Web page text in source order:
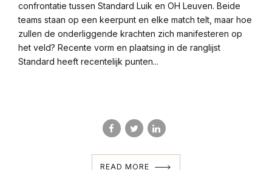
confrontatie tussen Standard Luik en OH Leuven. Beide
teams staan op een keerpunt en elke match telt, maar hoe
zullen de onderliggende krachten zich manifesteren op
het veld? Recente vorm en plaatsing in de ranglijst
Standard heeft recentelijk punten...
READ MORE